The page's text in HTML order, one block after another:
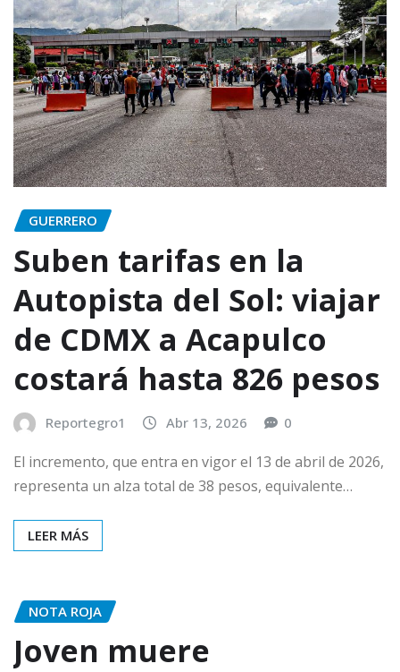
GUERRERO
Suben tarifas en la
Autopista del Sol: viajar
de CDMX a Acapulco
costará hasta 826 pesos
Reportegro1 Abr 13, 2026 0
El incremento, que entra en vigor el 13 de abril de 2026,
representa un alza total de 38 pesos, equivalente…
LEER MÁS
NOTA ROJA
Joven muere